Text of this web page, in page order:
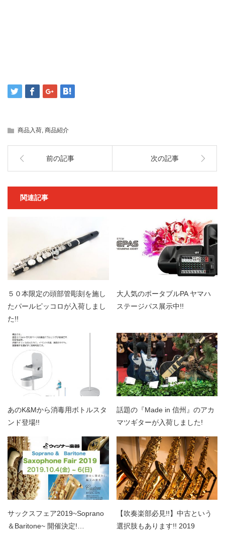
商品入荷, 商品紹介
前の記事 次の記事
関連記事
５０本限定の頭部管彫刻を施し
たパールピッコロが入荷しまし
た!!
大人気のポータブルPA ヤマハ
ステージパス展示中!!
あのK&Mから消毒用ボトルスタ
ンド登場!!
話題の『Made in 信州』のアカ
マツギターが入荷しました!
サックスフェア2019~Soprano
＆Baritone~ 開催決定!…
【吹奏楽部必見!!】中古という
選択肢もあります!! 2019